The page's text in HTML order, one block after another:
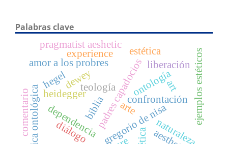
Palabras clave
biblia
teología
heidegger
hegel ontología
confrontación
padres capadocios
gregorio de nisa
amor a los probres
dependencia
crítica ontológica
liberación
diálogo ética
comentario
dewey
arte ejemplos estéticos
art
estética
naturaleza
experience
pragmatist aeshetic